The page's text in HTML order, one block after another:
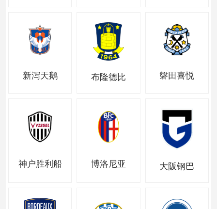
新泻天鹅 布隆德比 磐田喜悦
神户胜利船 博洛尼亚 大阪钢巴